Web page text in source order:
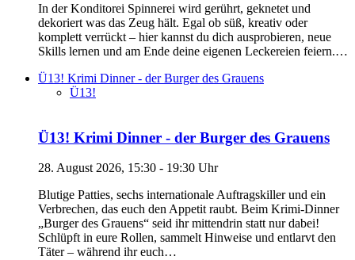
In der Konditorei Spinnerei wird gerührt, geknetet und
dekoriert was das Zeug hält. Egal ob süß, kreativ oder
komplett verrückt – hier kannst du dich ausprobieren, neue
Skills lernen und am Ende deine eigenen Leckereien feiern.…
Ü13! Krimi Dinner - der Burger des Grauens
Ü13!
Ü13! Krimi Dinner - der Burger des Grauens
28. August 2026, 15:30 - 19:30 Uhr
Blutige Patties, sechs internationale Auftragskiller und ein
Verbrechen, das euch den Appetit raubt. Beim Krimi-Dinner
„Burger des Grauens“ seid ihr mittendrin statt nur dabei!
Schlüpft in eure Rollen, sammelt Hinweise und entlarvt den
Täter – während ihr euch…